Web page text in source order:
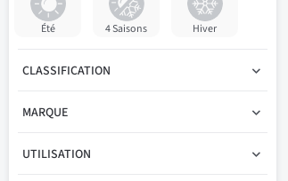
Été 4 Saisons Hiver
CLASSIFICATION
MARQUE
UTILISATION